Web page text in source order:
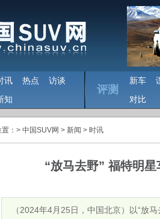
讯 热点
访谈
知
评测
新车
对比
置：> 中国SUV网 > 新闻 > 时讯
“放马去野” 福特明
（2024年4月25日，中国北京）以“放